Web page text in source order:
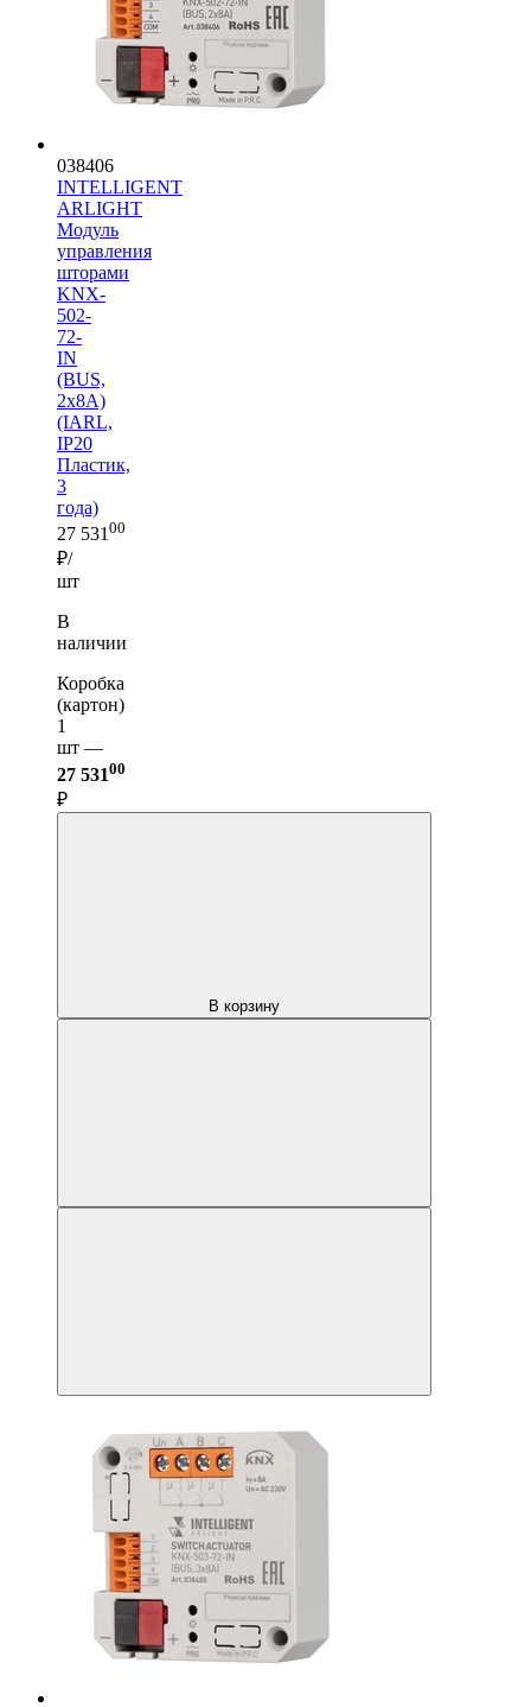
038406
INTELLIGENT
ARLIGHT
Модуль
управления
шторами
KNX-
502-
72-
IN
(BUS,
2x8A)
(IARL,
IP20
Пластик,
3
года)
27 531 00
₽/
шт
В
наличии
Коробка
(картон)
1
шт —
27 53100
₽
В корзину